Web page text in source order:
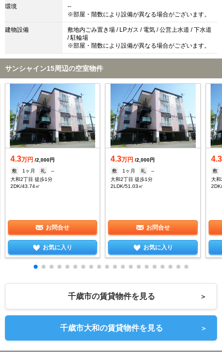
環境
--
※部屋・階数により設備が異なる場合がございます。
建物設備
敷地内ごみ置き場 / LPガス / 電気 / 公営上水道 / 下水道
/ 駐輪場
※部屋・階数により設備が異なる場合がございます。
サンシャイン15周辺の空室物件
4.3万円 /2,000円
敷
1ヶ月 礼
--
大和2丁目 徒歩1分
2DK/43.74㎡
お問合せ
お気に入り
4.3万円 /2,000円
敷
1ヶ月 礼
--
大和2丁目 徒歩1分
2LDK/51.03㎡
お問合せ
お気に入り
4.3
敷
大
千歳市の賃貸物件を見る ＞
千歳市大和の賃貸物件を見る ＞